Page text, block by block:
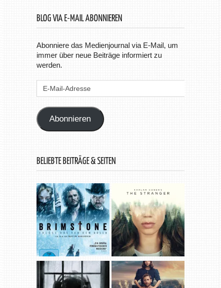
BLOG VIA E-MAIL ABONNIEREN
Abonniere das Medienjournal via E-Mail, um
immer über neue Beiträge informiert zu
werden.
Abonnieren
BELIEBTE BEITRÄGE & SEITEN